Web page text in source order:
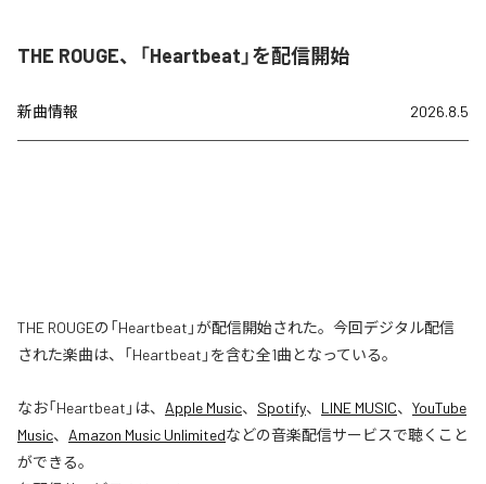
THE ROUGE、「Heartbeat」を配信開始
新曲情報 2026.8.5
THE ROUGEの「Heartbeat」が配信開始された。今回デジタル配信
された楽曲は、「Heartbeat」を含む全1曲となっている。
なお「Heartbeat 」は、 Apple Music、 Spotify、 LINE MUSIC、 YouTube
Music、 Amazon Music Unlimitedなどの音楽配信サービスで聴くこと
ができる。